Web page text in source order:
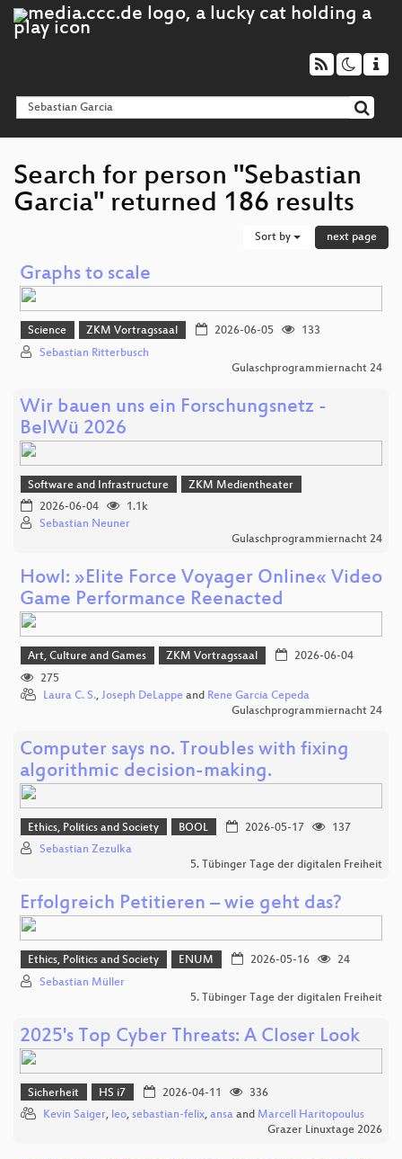
Search for person "Sebastian
Garcia" returned 186 results
Sort by next page
Graphs to scale
Science ZKM Vortragssaal 2026-06-05
133
Sebastian Ritterbusch
Gulaschprogrammiernacht 24
Wir bauen uns ein Forschungsnetz -
BelWü 2026
Software and Infrastructure
ZKM Medientheater
2026-06-04
1.1k
Sebastian Neuner
Gulaschprogrammiernacht 24
Howl: »Elite Force Voyager Online« Video
Game Performance Reenacted
Art, Culture and Games ZKM Vortragssaal
2026-06-04
275
Laura C. S., Joseph DeLappe and Rene Garcia Cepeda
Gulaschprogrammiernacht 24
Computer says no. Troubles with fixing
algorithmic decision-making.
Ethics, Politics and Society BOOL 2026-05-17
137
Sebastian Zezulka
5. Tübinger Tage der digitalen Freiheit
Erfolgreich Petitieren – wie geht das?
Ethics, Politics and Society ENUM 2026-05-16
24
Sebastian Müller
5. Tübinger Tage der digitalen Freiheit
2025's Top Cyber Threats: A Closer Look
Sicherheit HS i7 2026-04-11
336
Kevin Saiger, leo, sebastian-felix, ansa and Marcell Haritopoulus
Grazer Linuxtage 2026